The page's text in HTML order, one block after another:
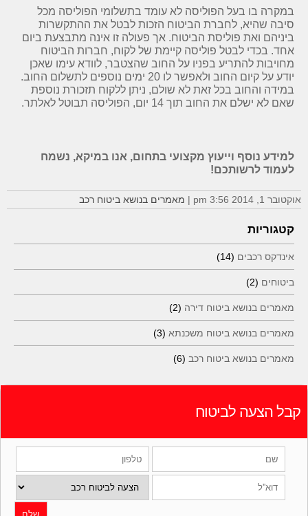
במקרה בו בעל הפוליסה לא עומד בתשלומי הפוליסה מכל
סיבה שהיא, לחברת הביטוח הזכות לבטל את ההתקשרות
ביניהם ואת פוליסת הביטוח. אך פעולה זו אינה מתבצעת ביום
אחד. בכדי לבטל פוליסה קיימת של לקוח, חברות הביטוח
מחויבות להתריע בפניו על החוב שהצטבר, לוודא עימו שאכן
יודע על קיום החוב ולאפשר לו 20 ימים נוספים לתשלום החוב.
במידה והחוב בכל זאת לא שולם, ניתן ללקוח תזכורת נוספת
שאם לא ישלם את החוב תוך 14 יום, הפוליסה תבוטל לאלתר.
למידע נוסף וייעוץ מקצועי בתחום, אנו במיקא, נשמח
לעמוד לרשותכם!
אוקטובר 1, 2014 3:56 pm | מאמרים בנושא ביטוח רכב
קטגוריות
אינדקס רכבים (14)
ביטוחים (2)
מאמרים בנושא ביטוח דירה (2)
מאמרים בנושא ביטוח משכנתא (3)
מאמרים בנושא ביטוח רכב (6)
קבל הצעה לביטוח